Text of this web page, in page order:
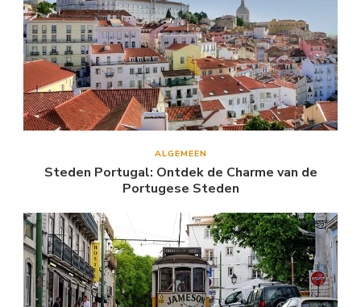
ALGEMEEN
Steden Portugal: Ontdek de Charme van de
Portugese Steden